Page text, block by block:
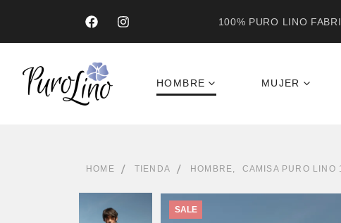
100% PURO LINO
HOMBRE MUJER
HOME TIENDA HOMBRE CAMISA PURO LINO
SALE